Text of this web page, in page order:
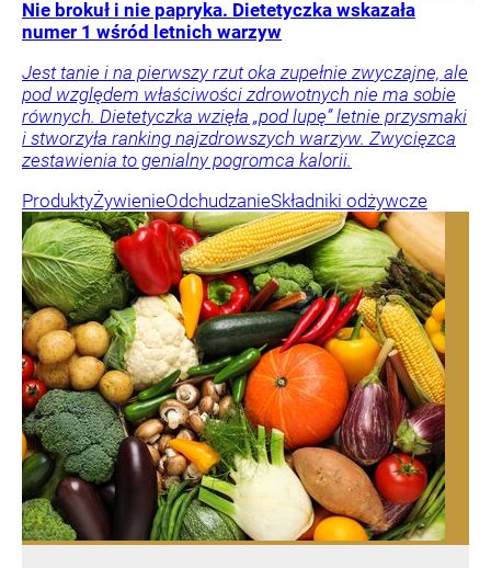
Nie brokuł i nie papryka. Dietetyczka wskazała
numer 1 wśród letnich warzyw
Jest tanie i na pierwszy rzut oka zupełnie zwyczajne, ale
pod względem właściwości zdrowotnych nie ma sobie
równych. Dietetyczka wzięła „pod lupę” letnie przysmaki
i stworzyła ranking najzdrowszych warzyw. Zwycięzca
zestawienia to genialny pogromca kalorii.
ProduktyŻywienieOdchudzanieSkładniki odżywcze